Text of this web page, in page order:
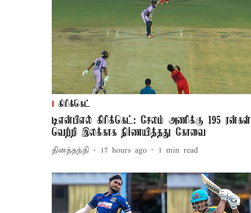
கிரிக்கெட்
டிஎன்பிஎல் கிரிக்கெட்: சேலம் அணிக்கு 195 ரன்கள்
வெற்றி இலக்காக நிர்ணயித்தது கோவை
தினத்தந்தி 17 hours ago 1 min read